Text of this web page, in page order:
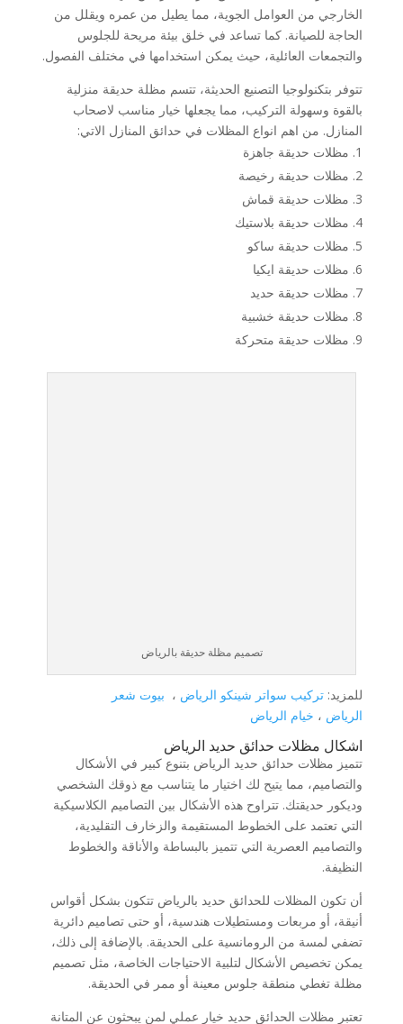
الخارجي من العوامل الجوية، مما يطيل من عمره ويقلل من
الحاجة للصيانة. كما تساعد في خلق بيئة مريحة للجلوس
والتجمعات العائلية، حيث يمكن استخدامها في مختلف الفصول.
تتوفر بتكنولوجيا التصنيع الحديثة، تتسم مظلة حديقة منزلية
بالقوة وسهولة التركيب، مما يجعلها خيار مناسب لاصحاب
المنازل. من اهم انواع المظلات في حدائق المنازل الاتي:
مظلات حديقة جاهزة
مظلات حديقة رخيصة
مظلات حديقة قماش
مظلات حديقة بلاستيك
مظلات حديقة ساكو
مظلات حديقة ايكيا
مظلات حديقة حديد
مظلات حديقة خشبية
مظلات حديقة متحركة
تصميم مظلة حديقة بالرياض
للمزيد: تركيب سواتر شينكو الرياض ، بيوت شعر
الرياض ، خيام الرياض
اشكال مظلات حدائق حديد الرياض
تتميز مظلات حدائق حديد الرياض بتنوع كبير في الأشكال
والتصاميم، مما يتيح لك اختيار ما يتناسب مع ذوقك الشخصي
وديكور حديقتك. تتراوح هذه الأشكال بين التصاميم الكلاسيكية
التي تعتمد على الخطوط المستقيمة والزخارف التقليدية،
والتصاميم العصرية التي تتميز بالبساطة والأناقة والخطوط
النظيفة.
أن تكون المظلات للحدائق حديد بالرياض تتكون بشكل أقواس
أنيقة، أو مربعات ومستطيلات هندسية، أو حتى تصاميم دائرية
تضفي لمسة من الرومانسية على الحديقة. بالإضافة إلى ذلك،
يمكن تخصيص الأشكال لتلبية الاحتياجات الخاصة، مثل تصميم
مظلة تغطي منطقة جلوس معينة أو ممر في الحديقة.
تعتبر مظلات الحدائق حديد خيار عملي لمن يبحثون عن المتانة